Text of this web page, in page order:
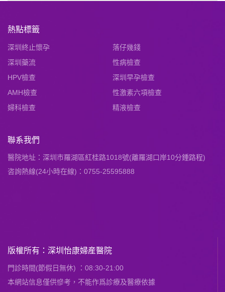
熱點標籤
深圳終止懷孕
落仔幾錢
深圳藥流
性病檢查
HPV檢查
深圳早孕檢查
AMH檢查
性激素六項檢查
婦科檢查
精液檢查
聯系我們
醫院地址：深圳市羅湖區紅桂路1018號(離羅湖口岸10分鍾路程)
咨詢熱線(24小時在線)：0755-25595888
版權所有：深圳怡康婦産醫院
門診時間(節假日無休) ：08:30-21:00
本網站信息僅供慘考，不能作爲診療及醫療依據